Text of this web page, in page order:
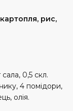
рис,
0,5 скл.
4 помідори,
олія.